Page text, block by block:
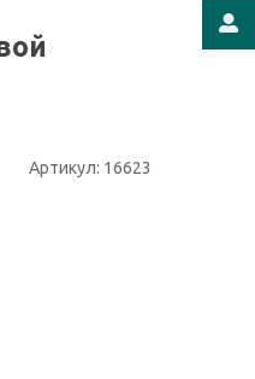
Артикул: 16623